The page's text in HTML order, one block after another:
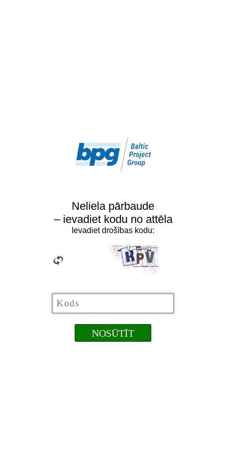
Neliela pārbaude
– ievadiet kodu no attēla
Ievadiet drošības kodu: